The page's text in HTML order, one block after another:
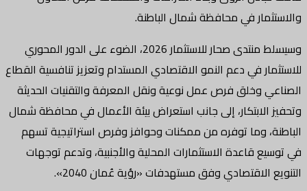
والاستثمار في محافظة شمال الباطنة.
وسيسلط منتدى صحار للاستثمار 2026، الضوء على الدور المحوري
للاستثمار في دعم النمو الاقتصادي المستدام وتعزيز تنافسية القطاع
الصناعي وخلق فرص عمل نوعية ونقل المعرفة والتقنيات الحديثة
وتحفيز الابتكار، إلى جانب استعراض بيئة الأعمال في محافظة شمال
الباطنة، وما توفره من ممكنات وحوافز وفرص استراتيجية تسهم
في توسيع قاعدة الاستثمارات المحلية والأجنبية، وتدعم توجهات
التنويع الاقتصادي وفق مستهدفات «رؤية عُمان 2040».